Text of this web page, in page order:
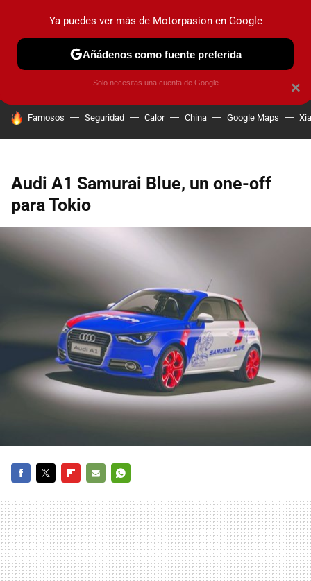
PRUEBAS COCHES ELÉCTRICOS OBSERVATORIO
HOY SE HABLA DE
Famosos Seguridad Calor China Google Maps
Audi A1 Samurai Blue, un one-off
para Tokio
MAIL
×
Ya puedes ver más de Motorpasion en Google
Añádenos como fuente preferida
Solo necesitas una cuenta de Google